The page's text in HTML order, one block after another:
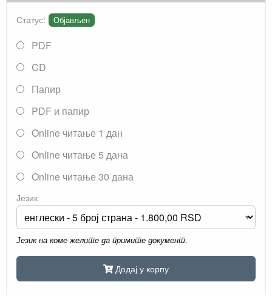
Статус: Објављен
PDF
CD
Папир
PDF и папир
Online читање 1 дан
Online читање 5 дана
Online читање 30 дана
Језик
Језик на коме желите да примите документ.
Додај у корпу